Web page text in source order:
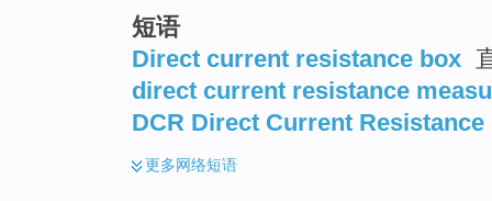
短语
Direct current resistance box
direct current resistance
DCR Direct Current Resistance
更多网络短语